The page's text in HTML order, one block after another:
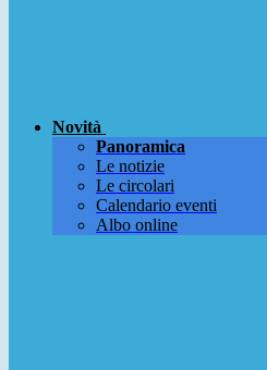
Novità
Panoramica
Le notizie
Le circolari
Calendario eventi
Albo online